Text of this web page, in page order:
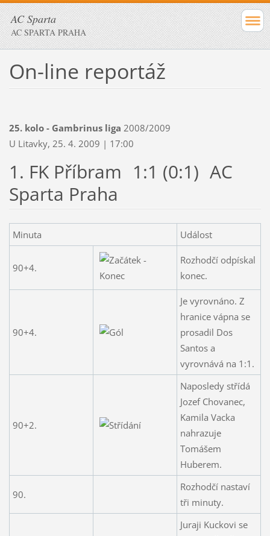
AC Sparta
AC SPARTA PRAHA
On-line reportáž
25. kolo - Gambrinus liga 2008/2009
U Litavky, 25. 4. 2009 | 17:00
1. FK Příbram 1:1 (0:1) AC
Sparta Praha
Minuta Událost
90+4.
Rozhodčí odpískal
konec.
90+4.
Je vyrovnáno. Z
hranice vápna se
prosadil Dos
Santos a
vyrovnává na 1:1.
90+2.
Naposledy střídá
Jozef Chovanec,
Kamila Vacka
nahrazuje
Tomášem
Huberem.
90.
Rozhodčí nastaví
tři minuty.
Juraji Kuckovi se